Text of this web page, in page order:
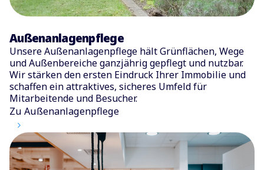
Außenanlagenpflege
Unsere Außenanlagenpflege hält Grünflächen, Wege
und Außenbereiche ganzjährig gepflegt und nutzbar.
Wir stärken den ersten Eindruck Ihrer Immobilie und
schaffen ein attraktives, sicheres Umfeld für
Mitarbeitende und Besucher.
Zu Außenanlagenpflege